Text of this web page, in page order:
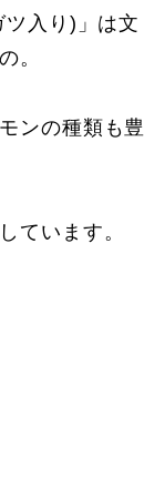
ツ入り)」は文
。
ンの種類も豊
ています。